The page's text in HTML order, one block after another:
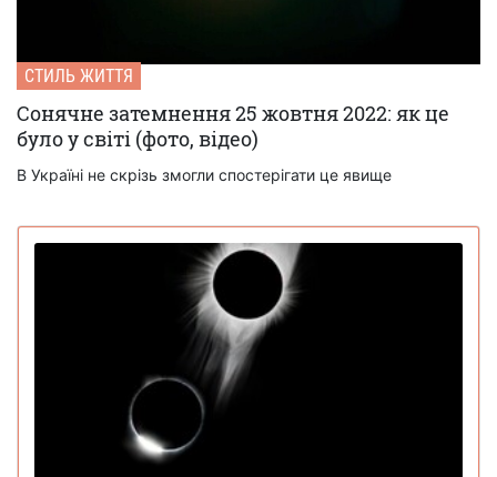
СТИЛЬ ЖИТТЯ
Сонячне затемнення 25 жовтня 2022: як це
було у світі (фото, відео)
В Україні не скрізь змогли спостерігати це явище